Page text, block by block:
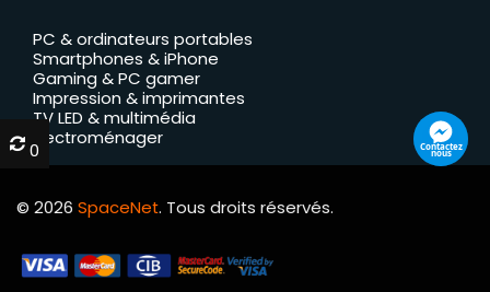
PC & ordinateurs portables
Smartphones & iPhone
Gaming & PC gamer
Impression & imprimantes
TV LED & multimédia
Électroménager
© 2026 SpaceNet. Tous droits réservés.
Contactez
nous
0
0